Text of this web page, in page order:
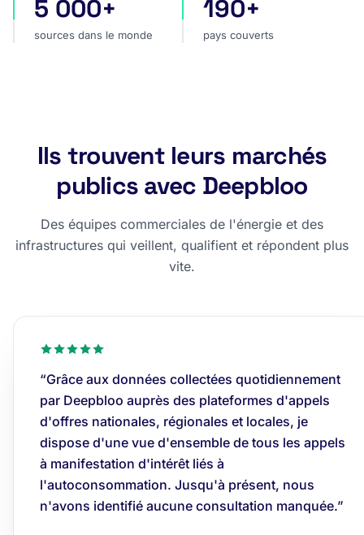
sources dans le monde
5 000+
sources dans le monde
pays couverts
190+
pays couverts
Ils trouvent leurs marchés
publics avec Deepbloo
Des équipes commerciales de l'énergie et des
infrastructures qui veillent, qualifient et répondent plus
vite.
“Grâce aux données collectées quotidiennement
par Deepbloo auprès des plateformes d'appels
d'offres nationales, régionales et locales, je
dispose d'une vue d'ensemble de tous les appels
à manifestation d'intérêt liés à
l'autoconsommation. Jusqu'à présent, nous
n'avons identifié aucune consultation manquée.”